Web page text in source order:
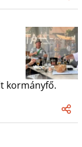
kormányfő.